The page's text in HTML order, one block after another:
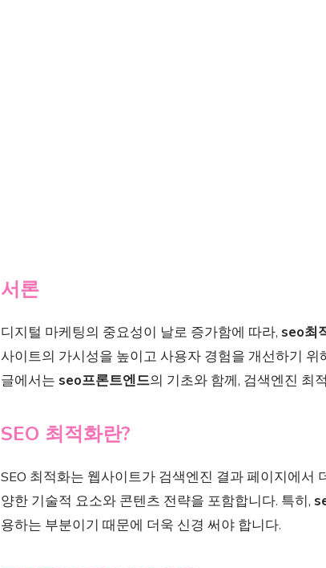
서론
디지털 마케팅의 중요성이 날로 증가함에 따라, seo최
사이트의 가시성을 높이고 사용자 경험을 개선하기
글에서는 seo프론트엔드의 기초와 함께, 검색엔진 최
SEO 최적화란?
SEO 최적화는 웹사이트가 검색엔진 결과 페이지에서
양한 기술적 요소와 콘텐츠 전략을 포함합니다. 특히,
용하는 부분이기 때문에 더욱 신경 써야 합니다.